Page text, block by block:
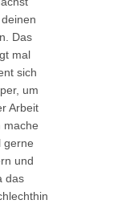
Das
mal
sich
um
Arbeit
mache
gerne
und
das